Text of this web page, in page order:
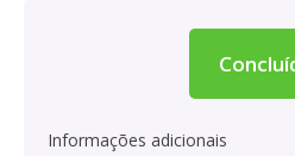
Informações adicionais